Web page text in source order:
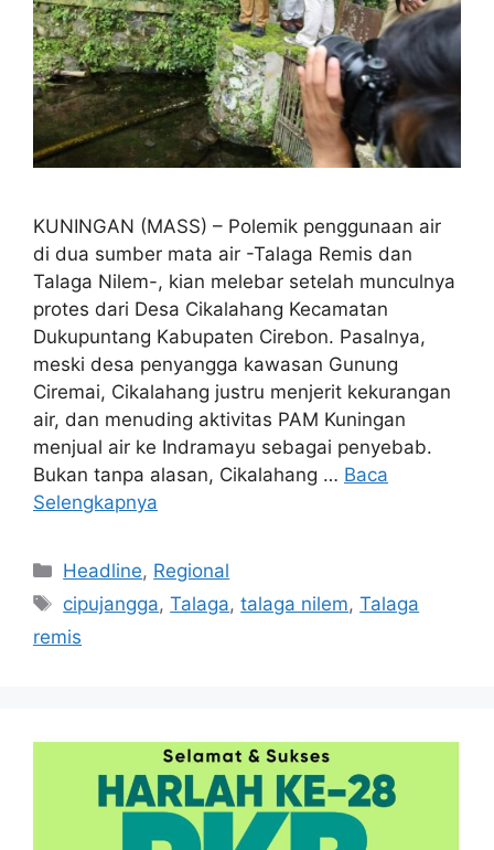
KUNINGAN (MASS) – Polemik penggunaan air
di dua sumber mata air -Talaga Remis dan
Talaga Nilem-, kian melebar setelah munculnya
protes dari Desa Cikalahang Kecamatan
Dukupuntang Kabupaten Cirebon. Pasalnya,
meski desa penyangga kawasan Gunung
Ciremai, Cikalahang justru menjerit kekurangan
air, dan menuding aktivitas PAM Kuningan
menjual air ke Indramayu sebagai penyebab.
Bukan tanpa alasan, Cikalahang … Baca
Selengkapnya
Kategori
Headline, Regional
Tag
cipujangga,Talaga,talaga nilem,Talaga
remis